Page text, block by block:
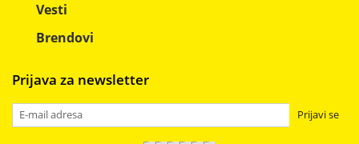
Vesti
Brendovi
Prijava za newsletter
Prijavi se